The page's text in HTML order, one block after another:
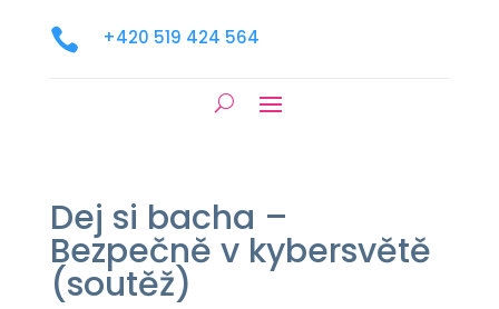
 +420 519 424 564
Dej si bacha –
Bezpečně v kybersvětě
(soutěž)